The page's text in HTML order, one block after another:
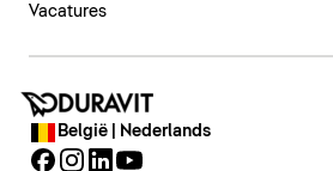
Vacatures
België | Nederlands